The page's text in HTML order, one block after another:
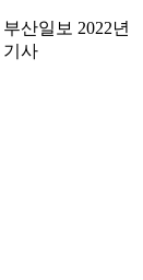
부산일보 2022년
기사